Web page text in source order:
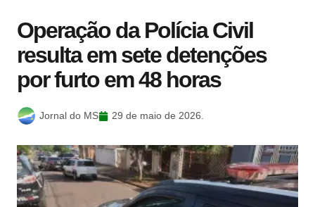
Operação da Polícia Civil
resulta em sete detenções
por furto em 48 horas
Jornal do MS 29 de maio de 2026.